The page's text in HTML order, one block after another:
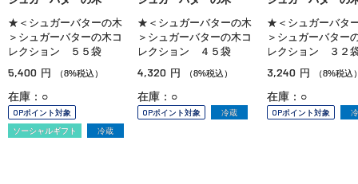
★＜シュガーバターの木
＞シュガーバターの木コ
レクション ５５袋
5,400 円 （8%税込）
在庫：○
OPポイント対象
ソーシャルギフト
冷蔵
★＜シュガーバターの木
＞シュガーバターの木コ
レクション ４５袋
4,320 円 （8%税込）
在庫：○
OPポイント対象 冷蔵
★＜シュガーバタ
＞シュガーバター
レクション ３２
3,240 円 （8%税込
在庫：○
OPポイント対象